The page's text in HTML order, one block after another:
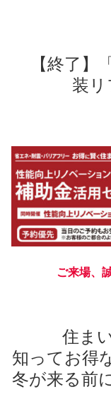
【終了】
装リ
ご来場、
住ま
知ってお得
冬が来る前